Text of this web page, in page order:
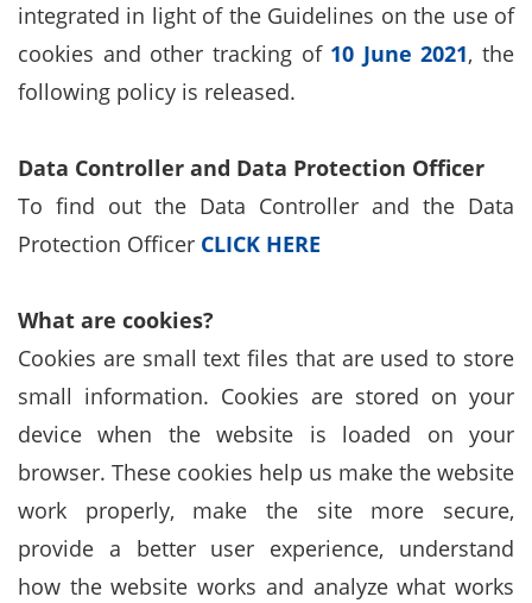
integrated in light of the Guidelines on the use of
cookies and other tracking of 10 June 2021, the
following policy is released.
Data Controller and Data Protection Officer
To find out the Data Controller and the Data
Protection Officer CLICK HERE
What are cookies?
Cookies are small text files that are used to store
small information. Cookies are stored on your
device when the website is loaded on your
browser. These cookies help us make the website
work properly, make the site more secure,
provide a better user experience, understand
how the website works and analyze what works